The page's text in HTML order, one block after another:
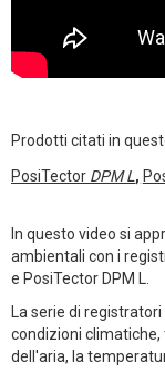
Prodotti citati in
PosiTector DPM L ,
In questo video si
ambientali con i
e PosiTector DPM L.
La serie di registratori
condizioni
dell'aria, la